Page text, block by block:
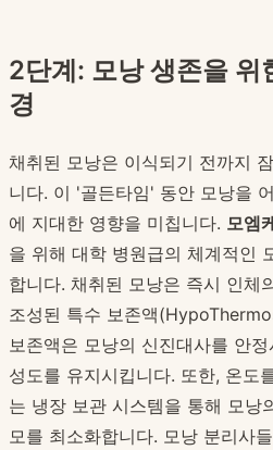
2단계: 모낭 생존을 위
경
채취된 모낭은 이식되기 전까지
니다. 이 '골든타임' 동안 모낭을
에 지대한 영향을 미칩니다. 모엠
을 위해 대학 병원급의 체계적인
합니다. 채취된 모낭은 즉시 인체
조성된 특수 보존액
보존액은 모낭의 신진대사를 안
성도를 유지시킵니다. 또한, 온도
는 냉장 보관 시스템을 통해 모낭
모를 최소화합니다. 모낭 분리사